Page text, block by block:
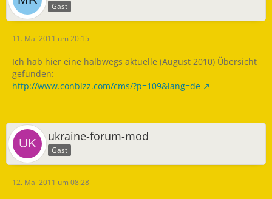
Gast
11. Mai 2011 um 20:15
Ich hab hier eine halbwegs aktuelle (August 2010) Übersicht
gefunden:
http://www.conbizz.com/cms/?p=109&lang=de
ukraine-forum-mod
Gast
12. Mai 2011 um 08:28